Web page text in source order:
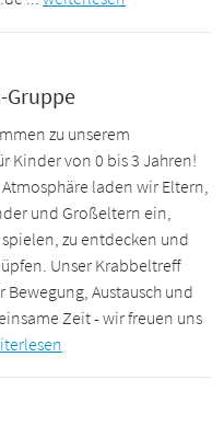
Gruppe
zu unserem
Kinder von 0 bis 3 Jahren!
laden wir Eltern,
und Großeltern ein,
zu entdecken und
Unser Krabbeltreff
Bewegung, Austausch und
Zeit - wir freuen uns